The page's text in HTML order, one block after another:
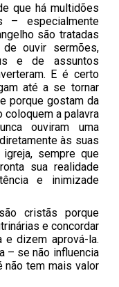
que há multidões
– especialmente
são tratadas
ouvir sermões,
e de assuntos
E é certo
até a se tornar
porque gostam da
coloquem a palavra
ouviram uma
às suas
sempre que
sua realidade
e inimizade
cristãs porque
e concordar
e dizem aprová-la.
– se não influencia
tem mais valor